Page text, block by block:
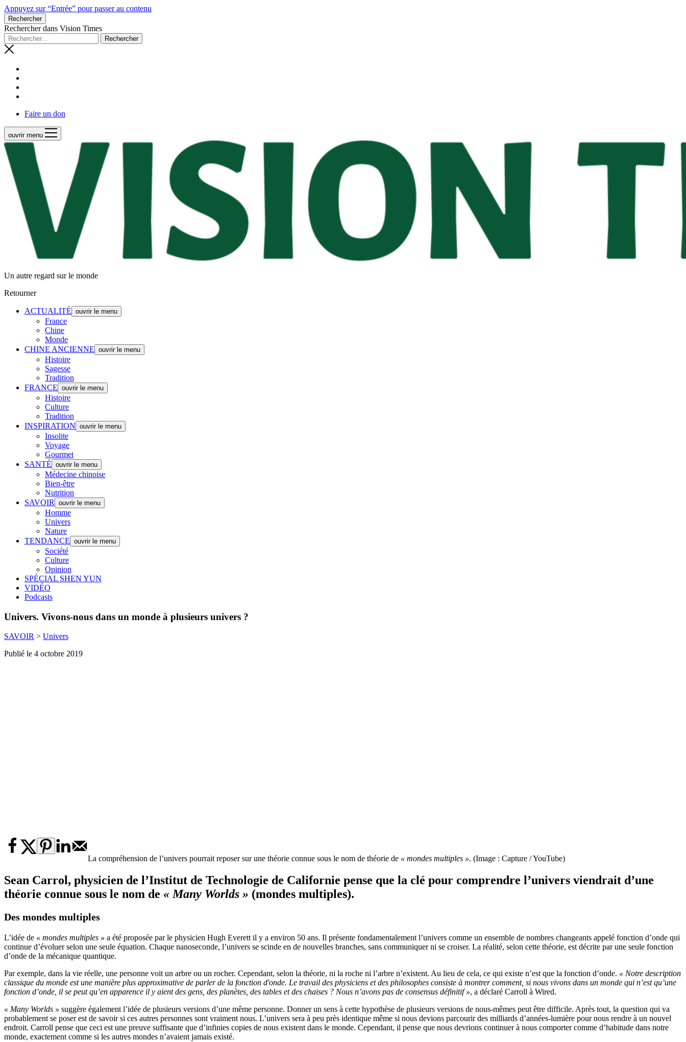
Appuyez sur “Entrée” pour passer au contenu
Rechercher
Rechercher dans Vision Times
Faire un don
ouvrir menu
Un autre regard sur le monde
Retourner
ACTUALITÉ ouvrir le menu
France
Chine
Monde
CHINE ANCIENNE ouvrir le menu
Histoire
Sagesse
Tradition
FRANCE ouvrir le menu
Histoire
Culture
Tradition
INSPIRATION ouvrir le menu
Insolite
Voyage
Gourmet
SANTÉ ouvrir le menu
Médecine chinoise
Bien-être
Nutrition
SAVOIR
ouvrir le menu
Homme
Univers
Nature
TENDANCE ouvrir le menu
Société
Culture
Opinion
SPÉCIAL SHEN YUN
VIDÉO
Podcasts
Univers. Vivons-nous dans un monde à plusieurs univers ?
SAVOIR > Univers
Publié le 4 octobre 2019
La compréhension de l’univers pourrait reposer sur une théorie connue sous le nom de théorie de « mondes multiples ». (Image : Capture / YouTube)
Sean Carrol, physicien de l’Institut de Technologie de Californie pense que la clé pour comprendre l’univers viendrait d’une
théorie connue sous le nom de « Many Worlds » (mondes multiples).
Des mondes multiples
L’idée de « mondes multiples » a été proposée par le physicien Hugh Everett il y a environ 50 ans. Il présente fondamentalement l’univers comme un ensemble de nombres changeants appelé fonction d’onde qui
continue d’évoluer selon une seule équation. Chaque nanoseconde, l’univers se scinde en de nouvelles branches, sans communiquer ni se croiser. La réalité, selon cette théorie, est décrite par une seule fonction
d’onde de la mécanique quantique.
Par exemple, dans la vie réelle, une personne voit un arbre ou un rocher. Cependant, selon la théorie, ni la roche ni l’arbre n’existent. Au lieu de cela, ce qui existe n’est que la fonction d’onde. « Notre description
classique du monde est une manière plus approximative de parler de la fonction d'onde. Le travail des physiciens et des philosophes consiste à montrer comment, si nous vivons dans un monde qui n’est qu’une
fonction d’onde, il se peut qu’en apparence il y aient des gens, des planètes, des tables et des chaises ? Nous n’avons pas de consensus définitif », a déclaré Carroll à Wired.
« Many Worlds » suggère également l’idée de plusieurs versions d’une même personne. Donner un sens à cette hypothèse de plusieurs versions de nous-mêmes peut être difficile. Après tout, la question qui va
probablement se poser est de savoir si ces autres personnes sont vraiment nous. L’univers sera à peu près identique même si nous devions parcourir des milliards d’années-lumière pour nous rendre à un nouvel
endroit. Carroll pense que ceci est une preuve suffisante que d’infinies copies de nous existent dans le monde. Cependant, il pense que nous devrions continuer à nous comporter comme d’habitude dans notre
monde, exactement comme si les autres mondes n’avaient jamais existé.